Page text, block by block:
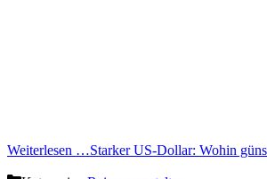
Weiterlesen …Starker US-Dollar: Wohin